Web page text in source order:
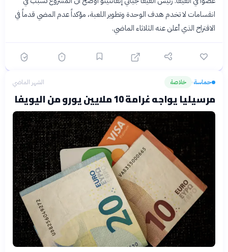
انقسامات لا تخدم هدف الوحدة وتطوير اللعبة، مؤكداً عدم المضي قدماً في
الاقتراح الذي أعلن عنه الثلاثاء الماضي.
حماسة› خلاصة الشهر الماضي
مرسيليا يواجه غرامة 10 ملايين يورو من اليويفا